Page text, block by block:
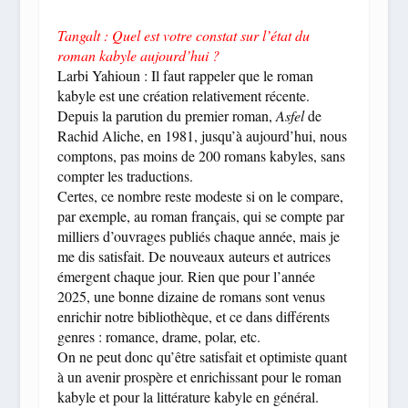
Tangalt : Quel est votre constat sur l’état du
roman kabyle aujourd’hui ?
Larbi Yahioun : Il faut rappeler que le roman
kabyle est une création relativement récente.
Depuis la parution du premier roman,Asfelde
Rachid Aliche, en 1981, jusqu’à aujourd’hui, nous
comptons, pas moins de 200 romans kabyles, sans
compter les traductions.
Certes, ce nombre reste modeste si on le compare,
par exemple, au roman français, qui se compte par
milliers d’ouvrages publiés chaque année, mais je
me dis satisfait. De nouveaux auteurs et autrices
émergent chaque jour. Rien que pour l’année
2025, une bonne dizaine de romans sont venus
enrichir notre bibliothèque, et ce dans différents
genres : romance, drame, polar, etc.
On ne peut donc qu’être satisfait et optimiste quant
à un avenir prospère et enrichissant pour le roman
kabyle et pour la littérature kabyle en général.